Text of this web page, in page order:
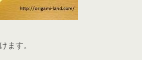
ます。